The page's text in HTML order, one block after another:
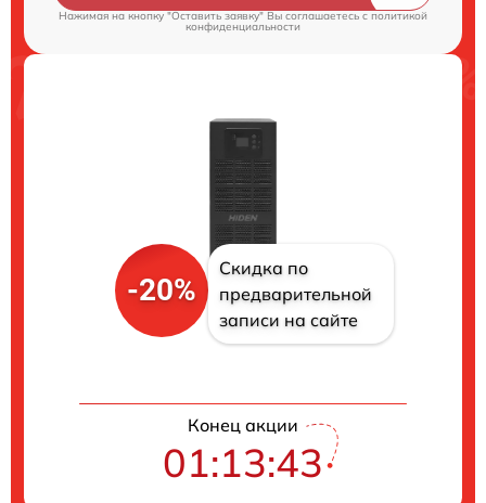
Нажимая на кнопку "Оставить заявку" Вы соглашаетесь c политикой
конфиденциальности
-20%
Скидка по
предварительной
записи на сайте
Конец акции
01:13:41